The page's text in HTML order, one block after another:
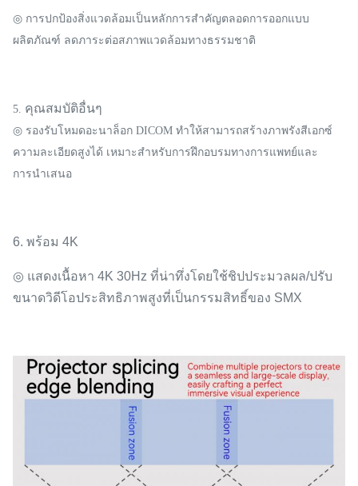
◎ การปกป้องสิ่งแวดล้อมเป็นหลักการสำคัญตลอดการออกแบบ
ผลิตภัณฑ์ ลดภาระต่อสภาพแวดล้อมทางธรรมชาติ
5. คุณสมบัติอื่นๆ
◎ รองรับโหมดอะนาล็อก DICOM ทำให้สามารถสร้างภาพรังสีเอกซ์
ความละเอียดสูงได้ เหมาะสำหรับการฝึกอบรมทางการแพทย์และ
การนำเสนอ
6. พร้อม 4K
◎ แสดงเนื้อหา 4K 30Hz ที่น่าทึ่งโดยใช้ชิปประมวลผล/ปรับ
ขนาดวิดีโอประสิทธิภาพสูงที่เป็นกรรมสิทธิ์ของ SMX